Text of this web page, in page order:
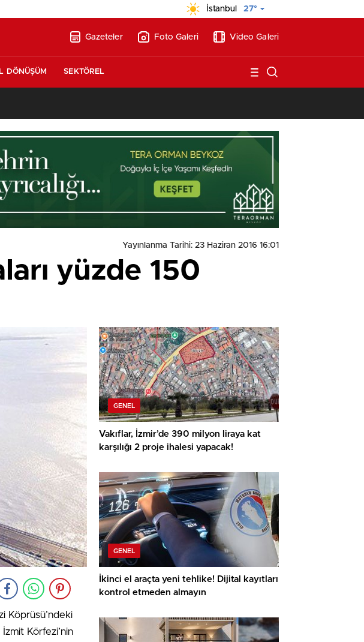
İstanbul 27°
Gazeteler Foto Galeri Video Galeri
DÖNÜŞÜM SEKTÖREL
Yayınlanma Tarihi: 23 Haziran 2016 16:01
yüzde 150
Köprüsü’ndeki
Körfezi’nin
GENEL
Vakıflar, İzmir’de 390 milyon liraya kat
karşılığı 2 proje ihalesi yapacak!
GENEL
İkinci el araçta yeni tehlike! Dijital kayıtları
kontrol etmeden almayın